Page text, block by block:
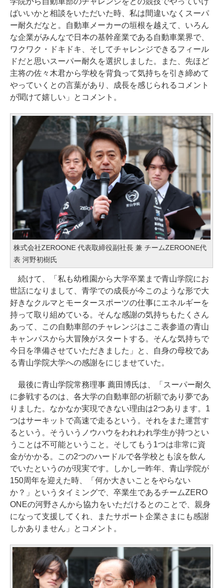
ばいいかと相談をいただいた時、私は間違いなくスーパ
ー耐久だなと。自動車メーカーの垣根を越えて、いろん
な企業がみんなで日本の基幹産業である自動車業界で、
ワクワク・ドキドキ、そしてチャレンジできるフィール
ドだと思いスーパー耐久を選択しました。また、先ほど
主将の佐々木君から学校を背負って気持ちを引き締めて
やっていくとの言葉があり、成長を感じられるコメント
が聞けて嬉しい」とコメント。
株式会社ZEROONE 代表取締役副社長 兼 チームZEROONE代
表 河野初樹氏
続けて、「私も幼稚園から大学卒業まで青山学院にお
世話になりまして、青学での成長が今このような形で大
好きなクルマとモータースポーツの仕事にエネルギーを
持って取り組めている。そんな感謝の気持ちもたくさん
あって、この自動車部のチャレンジはここ表参道の青山
キャンパスから大冒険がスタートする。そんな気持ちで
今日を準備させていただきました」と、自身の母校であ
る青山学院大学への感謝をにじませていた。
最後に青山学院常務理事 薦田博氏は、「スーパー耐久
に参戦するのは、各大学の自動車部の祈願であり夢であ
りました。なかなか実現できない理由は2つあります。1
つはサーキットで高速で走るという。それをまた運営す
るという。そういうノウハウをわれわれ学生が持つとい
うことは不可能ということ。そしてもう1つは非常に資
金がかかる。この2つのハードルで各学校とも涙を飲ん
でいたというのが現実です。しかし一昨年、青山学院が
150周年を迎えた時、「何か大きいことをやらない
か？」というタイミングで、卒業生であるチームZERO
ONEの河野さんから協力をいただけるとのことで、親身
になって支援してくれ、またサポート企業さまにも感謝
しかありません」とコメント。